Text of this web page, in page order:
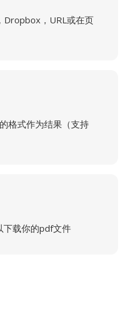
Dropbox，URL或在页
格式作为结果（支持
下载你的pdf文件